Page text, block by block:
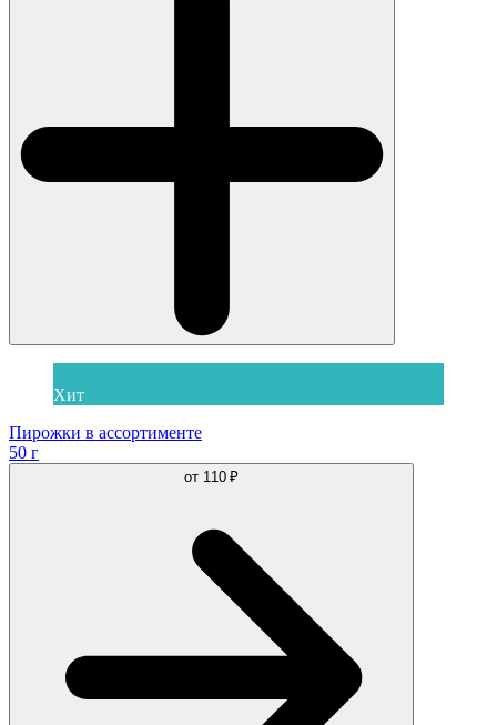
Хит
Пирожки в ассортименте
50 г
от 110 ₽